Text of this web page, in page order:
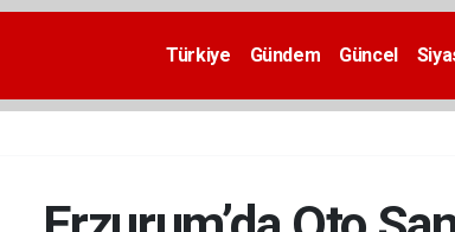
Türkiye Gündem Güncel